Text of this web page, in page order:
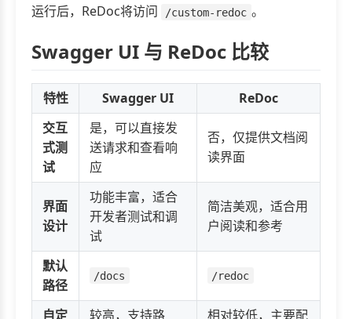
运行后，ReDoc将访问 /custom-redoc 。
Swagger UI 与 ReDoc 比较
特性 Swagger UI
ReDoc
交互
式测
试
是，可以直接发
送请求和查看响
应
否，仅提供文档阅
读界面
界面
设计
功能丰富，适合
开发者测试和调
试
简洁美观，适合用
户阅读和参考
默认
路径
/docs /redoc
自定
较高，支持路
相对较低，主要配